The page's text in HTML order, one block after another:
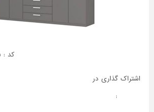
کد : Sakhtemoon-۴۹۰۱۵
اشتراک گذاری در
: